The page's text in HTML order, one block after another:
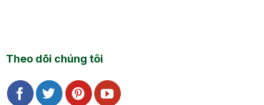
Theo dõi chúng tôi